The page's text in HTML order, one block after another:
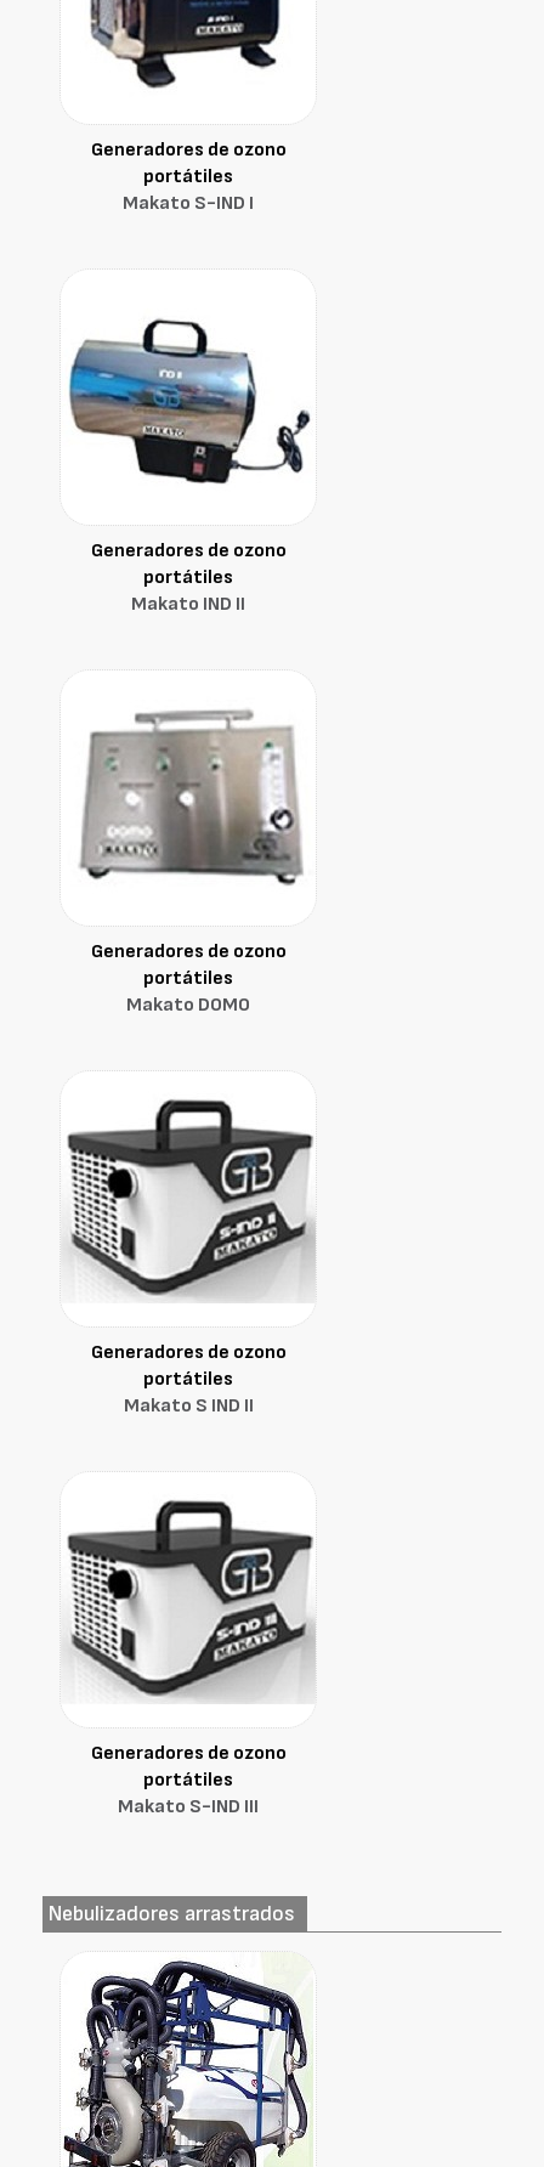
Generadores de ozono
portátiles
Makato S-IND I
Generadores de ozono
portátiles
Makato IND II
Generadores de ozono
portátiles
Makato DOMO
Generadores de ozono
portátiles
Makato S IND II
Generadores de ozono
portátiles
Makato S-IND III
Nebulizadores arrastrados